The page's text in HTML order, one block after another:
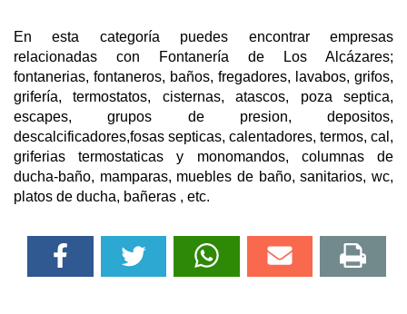
En esta categoría puedes encontrar empresas
relacionadas con Fontanería de Los Alcázares;
fontanerias, fontaneros, baños, fregadores, lavabos, grifos,
grifería, termostatos, cisternas, atascos, poza septica,
escapes, grupos de presion, depositos,
descalcificadores,fosas septicas, calentadores, termos, cal,
griferias termostaticas y monomandos, columnas de
ducha-baño, mamparas, muebles de baño, sanitarios, wc,
platos de ducha, bañeras , etc.